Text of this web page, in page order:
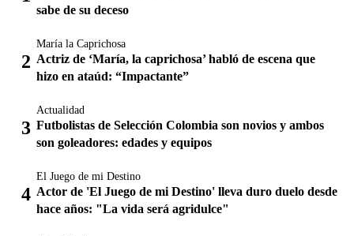
sabe de su deceso
María la Caprichosa
Actriz de ‘María, la caprichosa’ habló de escena que
hizo en ataúd: “Impactante”
Actualidad
Futbolistas de Selección Colombia son novios y ambos
son goleadores: edades y equipos
El Juego de mi Destino
Actor de 'El Juego de mi Destino' lleva duro duelo desde
hace años: "La vida será agridulce"